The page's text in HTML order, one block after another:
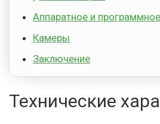
Аппаратное и
Камеры
Заключение
Технические